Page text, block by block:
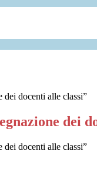
dei docenti alle classi”
dei
dei docenti alle classi”